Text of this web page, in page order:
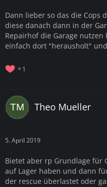
Dann lieber so das die Cops
diese danach dann in der
Repairhof die Garage
einfach dort "herausholt"
1
Theo Mueller
5. April 2019
Bietet aber rp Grundlage für
auf Lager haben und dann
der rescue überlastet oder